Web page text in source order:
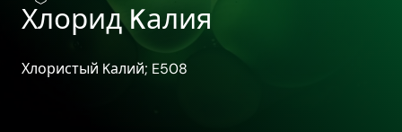
Хлорид Kалия
Хлористый Kалий; E508